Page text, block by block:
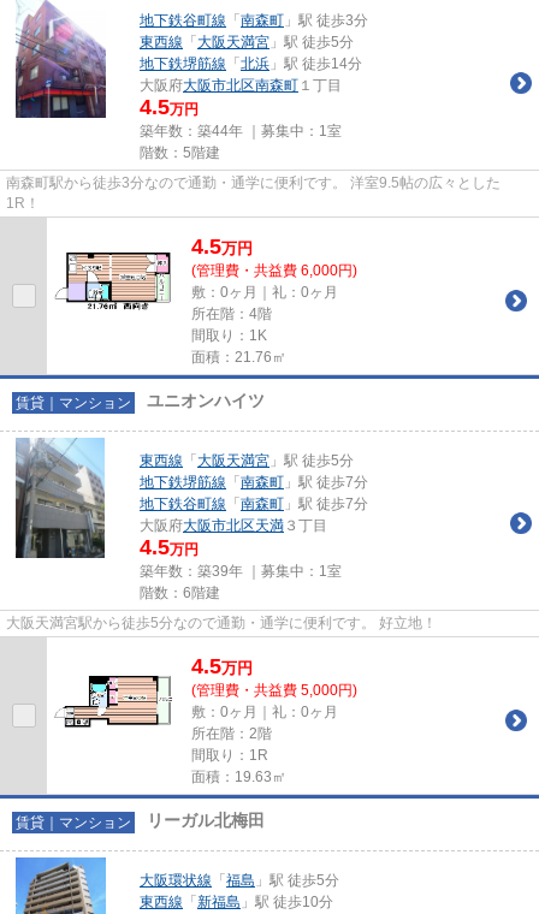
地下鉄谷町線 「 南森町 」駅 徒歩3分
東西線 「 大阪天満宮 」駅 徒歩5分
地下鉄堺筋線 「 北浜 」駅 徒歩14分
大阪府大阪市北区南森町 １丁目
4.5万円
築年数：築44年 ｜募集中： 1室
階数：5階建
南森町駅から徒歩3分なので通勤・通学に便利です。 洋室9.5帖の広々とした
1R！
4.5万円
(管理費・共益費 6,000円)
敷：0ヶ月｜礼：0ヶ月
所在階：4階
間取り：1K
面積：21.76㎡
賃貸｜マンション ユニオンハイツ
東西線 「 大阪天満宮 」駅 徒歩5分
地下鉄堺筋線 「 南森町 」駅 徒歩7分
地下鉄谷町線 「 南森町 」駅 徒歩7分
大阪府大阪市北区天満 ３丁目
4.5万円
築年数：築39年 ｜募集中： 1室
階数：6階建
大阪天満宮駅から徒歩5分なので通勤・通学に便利です。 好立地！
4.5万円
(管理費・共益費 5,000円)
敷：0ヶ月｜礼：0ヶ月
所在階：2階
間取り：1R
面積：19.63㎡
賃貸｜マンション リーガル北梅田
大阪環状線 「 福島 」駅 徒歩5分
東西線 「 新福島 」駅 徒歩10分